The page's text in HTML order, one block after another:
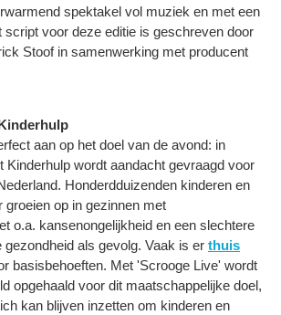
spektakel vol muziek en met een
script voor deze editie is geschreven door
Stoof in samenwerking met producent
aan op het doel van de avond: in
Kinderhulp wordt aandacht gevraagd voor
Honderdduizenden kinderen en
groeien op in gezinnen met
o.a. kansenongelijkheid en een slechtere
gezondheid als gevolg. Vaak is er thuis
basisbehoeften. Met 'Scrooge Live' wordt
opgehaald voor dit maatschappelijke doel,
kan blijven inzetten om kinderen en